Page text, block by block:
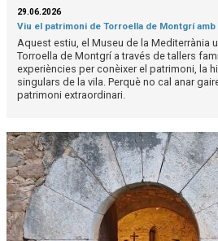
29.06.2026
Viu el patrimoni de Torroella de Montgrí
Aquest estiu, el Museu de la Mediterrània
Torroella de Montgrí a través de tallers
experiències per conèixer el patrimoni, la
singulars de la vila. Perquè no cal anar
patrimoni extraordinari.